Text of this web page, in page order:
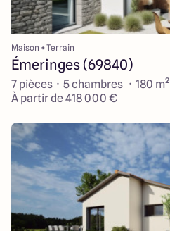
Maison + Terrain
Émeringes (69840)
7 pièces · 5 chambres · 180 m²
À partir de 418 000 €